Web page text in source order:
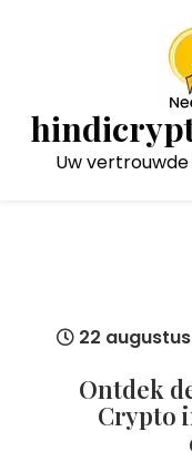
Uw
22
Ontdek
Crypto